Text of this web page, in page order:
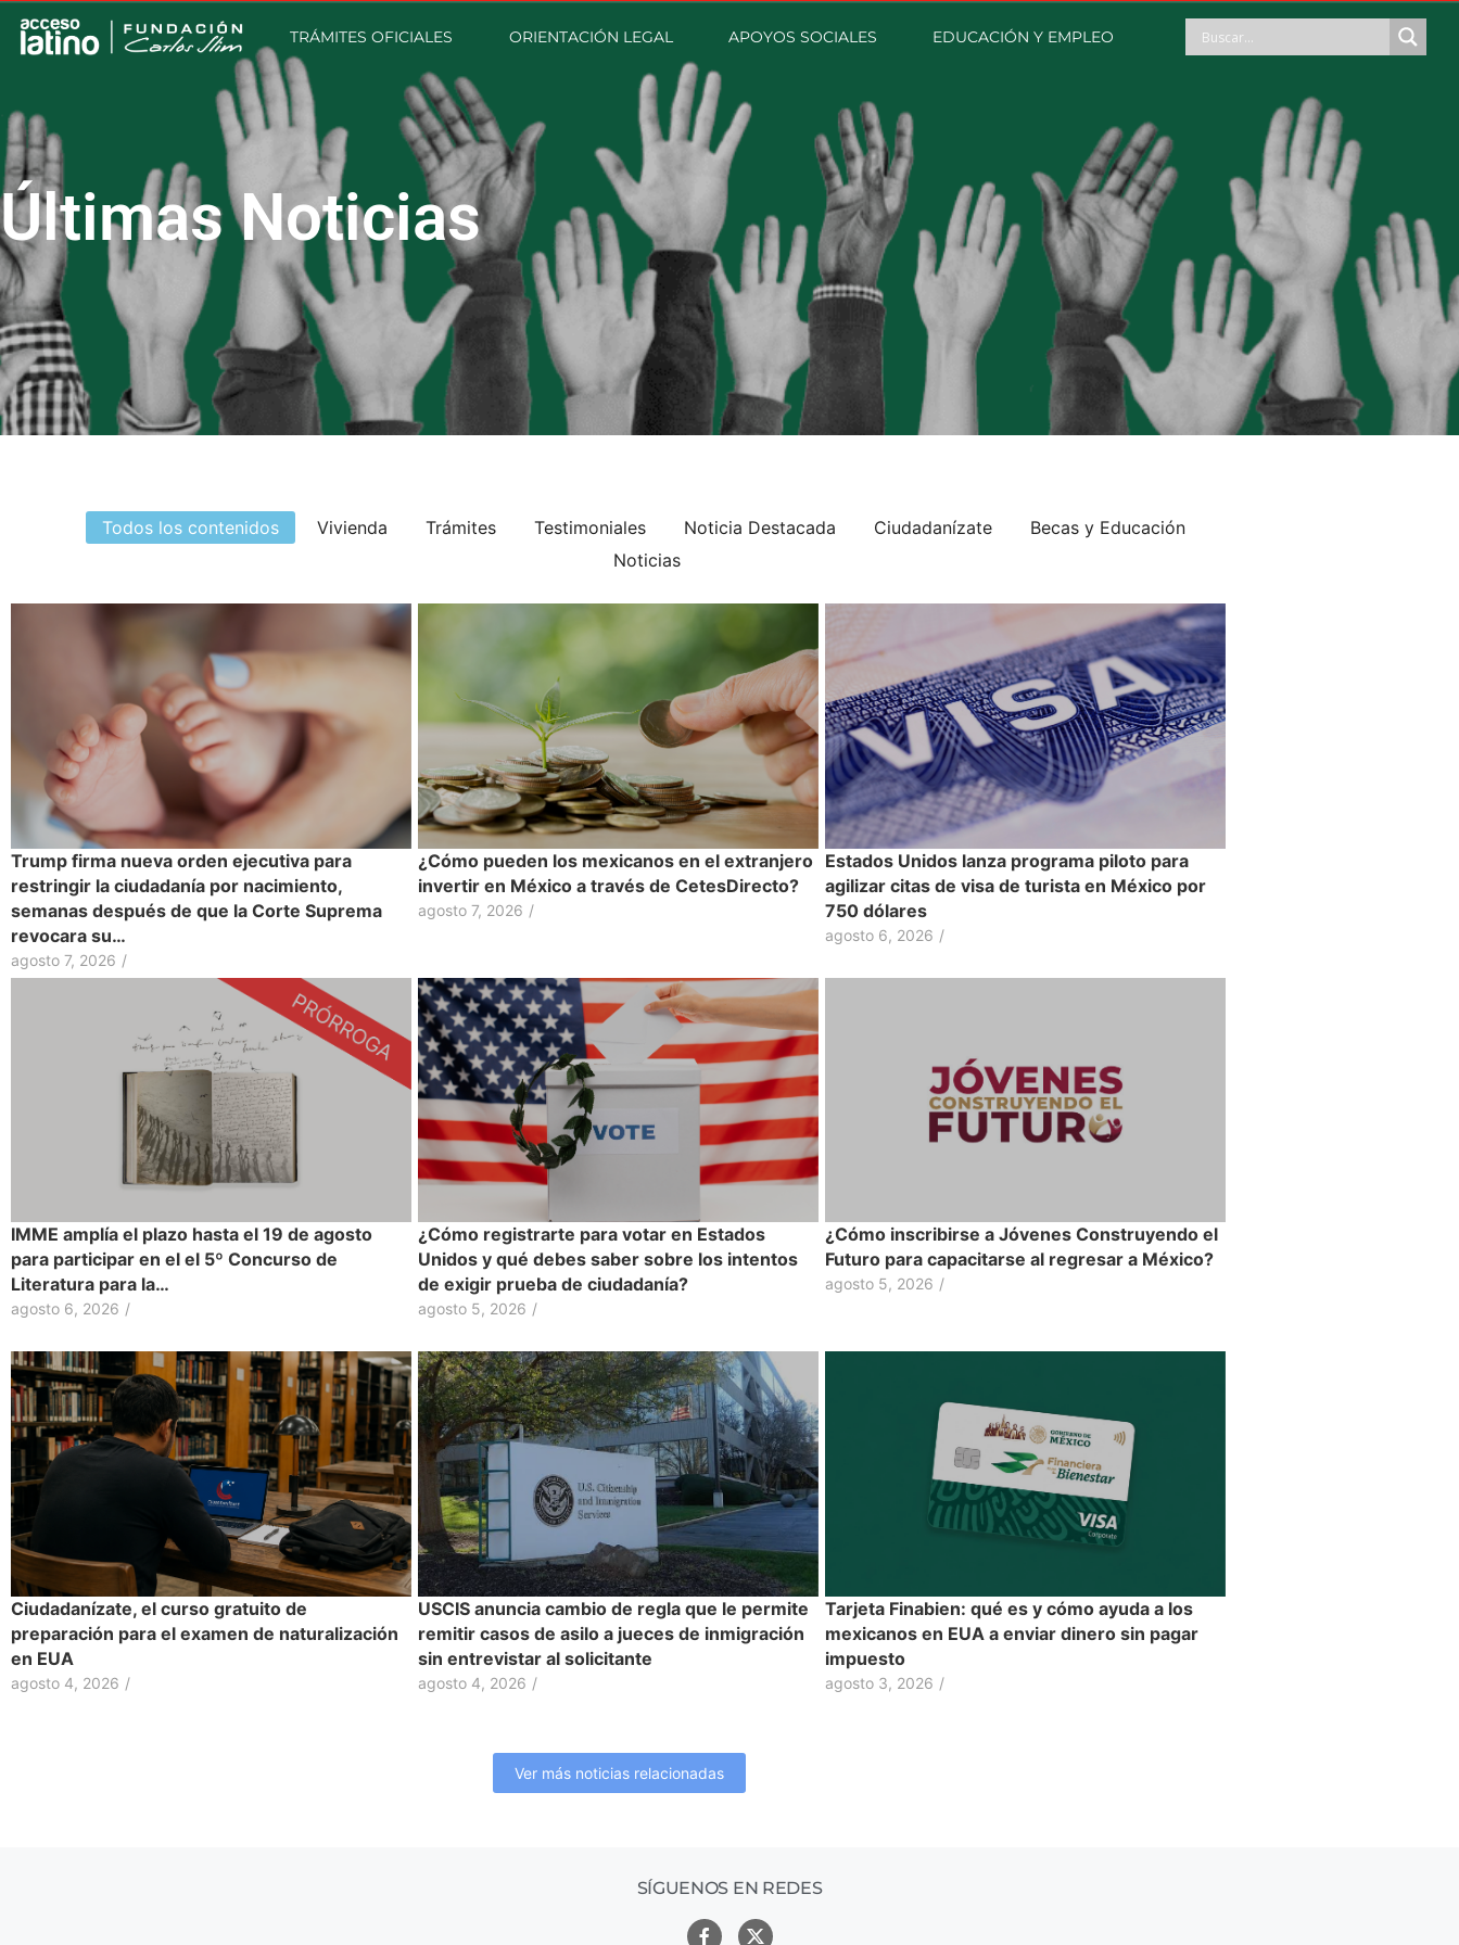
TRÁMITES OFICIALES ORIENTACIÓN LEGAL APOYOS SOCIALES EDUCACIÓN Y EMPLEO
Últimas Noticias
Todos los contenidos Vivienda Trámites Testimoniales Noticia Destacada Ciudadanízate
Becas y Educación
Noticias
Trump firma nueva orden ejecutiva para
restringir la ciudadanía por nacimiento,
semanas después de que la Corte Suprema
revocara su…
agosto 7, 2026 /
¿Cómo pueden los mexicanos en el extranjero
invertir en México a través de CetesDirecto?
agosto 7, 2026 /
Estados Unidos lanza programa piloto para
agilizar citas de visa de turista en México por
750 dólares
agosto 6, 2026 /
IMME amplía el plazo hasta el 19 de agosto
para participar en el el 5º Concurso de
Literatura para la…
agosto 6, 2026 /
¿Cómo registrarte para votar en Estados
Unidos y qué debes saber sobre los intentos
de exigir prueba de ciudadanía?
agosto 5, 2026 /
¿Cómo inscribirse a Jóvenes Construyendo el
Futuro para capacitarse al regresar a México?
agosto 5, 2026 /
Ciudadanízate, el curso gratuito de
preparación para el examen de naturalización
en EUA
agosto 4, 2026 /
USCIS anuncia cambio de regla que le permite
remitir casos de asilo a jueces de inmigración
sin entrevistar al solicitante
agosto 4, 2026 /
Tarjeta Finabien: qué es y cómo ayuda a los
mexicanos en EUA a enviar dinero sin pagar
impuesto
agosto 3, 2026 /
Ver más noticias relacionadas
SÍGUENOS EN REDES